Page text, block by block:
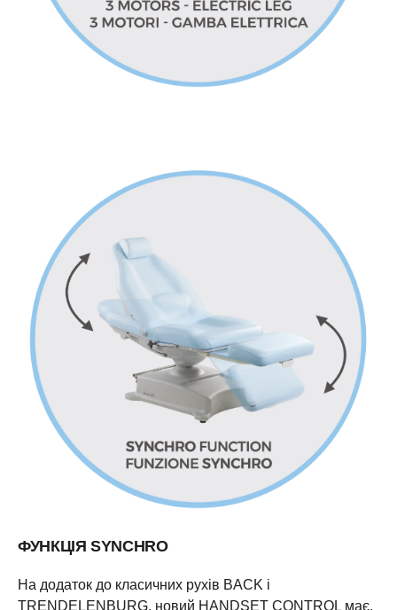
ФУНКЦІЯ SYNCHRO
На додаток до класичних рухів BACK і
TRENDELENBURG, новий HANDSET CONTROL має,